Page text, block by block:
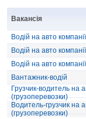
Вакансія
Водій на авто
Водій на авто
Водій на авто
Вантажник-водій
Грузчик-водитель на
(грузоперевозки)
Водитель-грузчик на
(грузоперевозки)